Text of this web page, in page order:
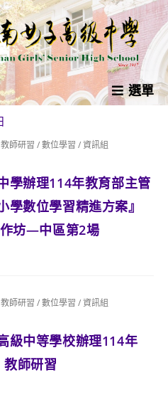
選單
教師研習 /數位學習 /資訊組
學辦理114年教育部主管
學數位學習精進方案』
坊—中區第2場
教師研習 /數位學習 /資訊組
級中等學校辦理114年
教師研習